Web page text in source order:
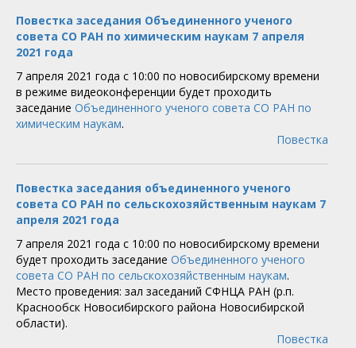
Повестка заседания Объединенного ученого
совета СО РАН по химическим наукам 7 апреля
2021 года
7 апреля 2021 года с 10:00 по новосибирскому времени
в режиме видеоконференции будет проходить
заседание Объединенного ученого совета СО РАН по
химическим наукам.
Повестка
Повестка заседания объединенного ученого
совета СО РАН по сельскохозяйственным наукам 7
апреля 2021 года
7 апреля 2021 года с 10:00 по новосибирскому времени
будет проходить заседание Объединенного ученого
совета СО РАН по сельскохозяйственным наукам.
​Место проведения: зал заседаний СФНЦА РАН (р.п.
Краснообск Новосибирского района Новосибирской
области).
Повестка